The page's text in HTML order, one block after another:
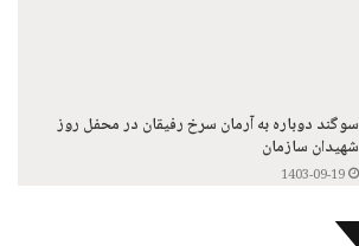
سوگند دوباره به آرمان سرخ رفیقان در محفل روز
شهیدان سازمان
1403-09-19